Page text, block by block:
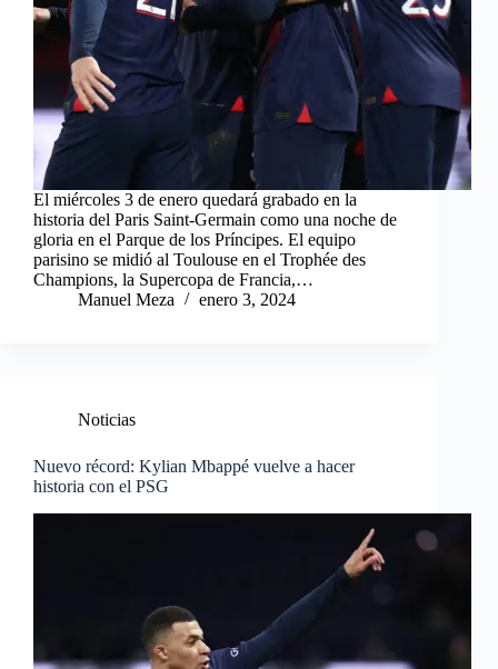
El miércoles 3 de enero quedará grabado en la
historia del Paris Saint-Germain como una noche de
gloria en el Parque de los Príncipes. El equipo
parisino se midió al Toulouse en el Trophée des
Champions, la Supercopa de Francia,…
Manuel Meza
enero 3, 2024
Noticias
Nuevo récord: Kylian Mbappé vuelve a hacer
historia con el PSG